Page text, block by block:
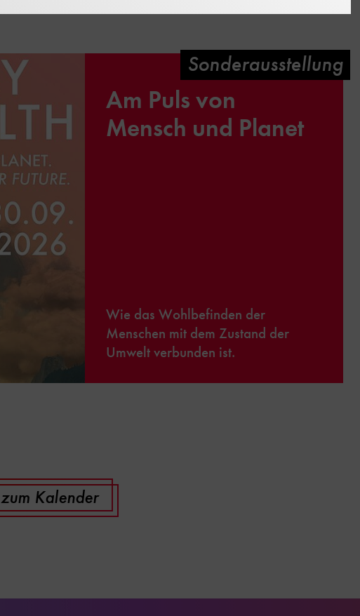
Am Puls von
Mensch und Planet
Wie das Wohlbefinden der
Menschen mit dem Zustand der
Umwelt verbunden ist.
Sonderausstellung
zum Kalender